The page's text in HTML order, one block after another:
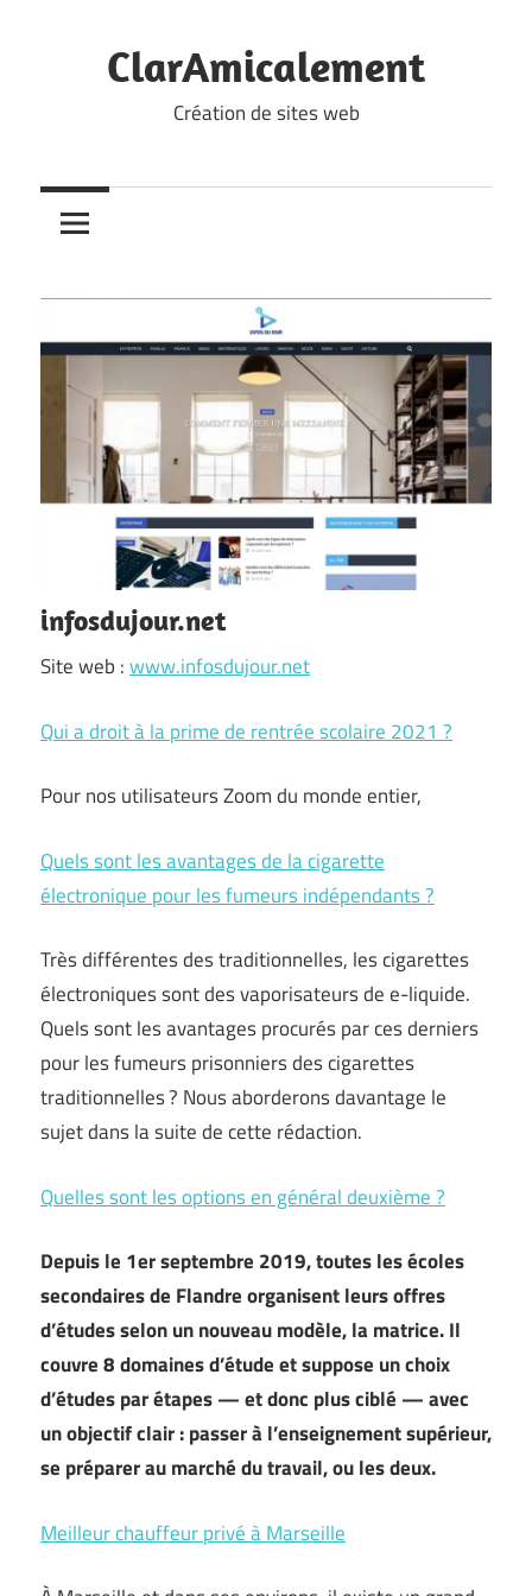
ClarAmicalement
Création de sites web
infosdujour.net
Site web :www.infosdujour.net
Qui a droit à la prime de rentrée scolaire 2021 ?
Pour nos utilisateurs Zoom du monde entier,
Quels sont les avantages de la cigarette
électronique pour les fumeurs indépendants ?
Très différentes des traditionnelles, les cigarettes
électroniques sont des vaporisateurs de e-liquide.
Quels sont les avantages procurés par ces derniers
pour les fumeurs prisonniers des cigarettes
traditionnelles ? Nous aborderons davantage le
sujet dans la suite de cette rédaction.
Quelles sont les options en général deuxième ?
Depuis le 1er septembre 2019, toutes les écoles
secondaires de Flandre organisent leurs offres
d’études selon un nouveau modèle, la matrice. Il
couvre 8 domaines d’étude et suppose un choix
d’études par étapes — et donc plus ciblé — avec
un objectif clair : passer à l’enseignement supérieur,
se préparer au marché du travail, ou les deux.
Meilleur chauffeur privé à Marseille